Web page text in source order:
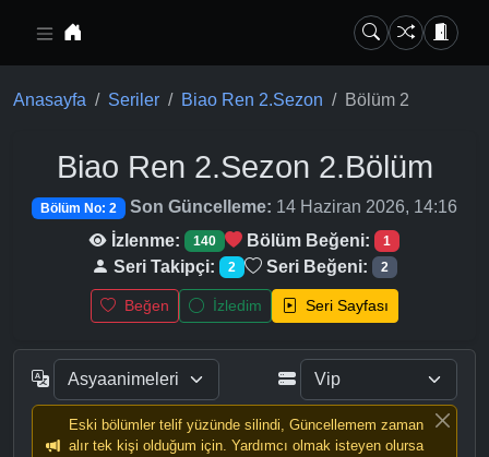
Anasayfa Seriler Biao Ren 2.Sezon Bölüm 2
Biao Ren 2.Sezon 2.Bölüm
Bölüm No: 2 Son Güncelleme: 14 Haziran 2026, 14:16
İzlenme:
140 Bölüm Beğeni: 1
Seri Takipçi: 2 Seri Beğeni: 2
Beğen İzledim Seri Sayfası
Eski bölümler telif yüzünde silindi, Güncellemem zaman
alır tek kişi olduğum için. Yardımcı olmak isteyen olursa